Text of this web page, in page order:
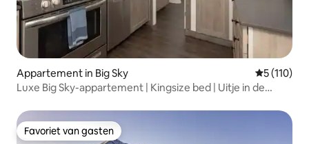
Appartement in Big Sky
5 (110)
Luxe Big Sky-appartement | Kingsize bed | Uitje in de
Favoriet van gasten
Favoriet van gasten